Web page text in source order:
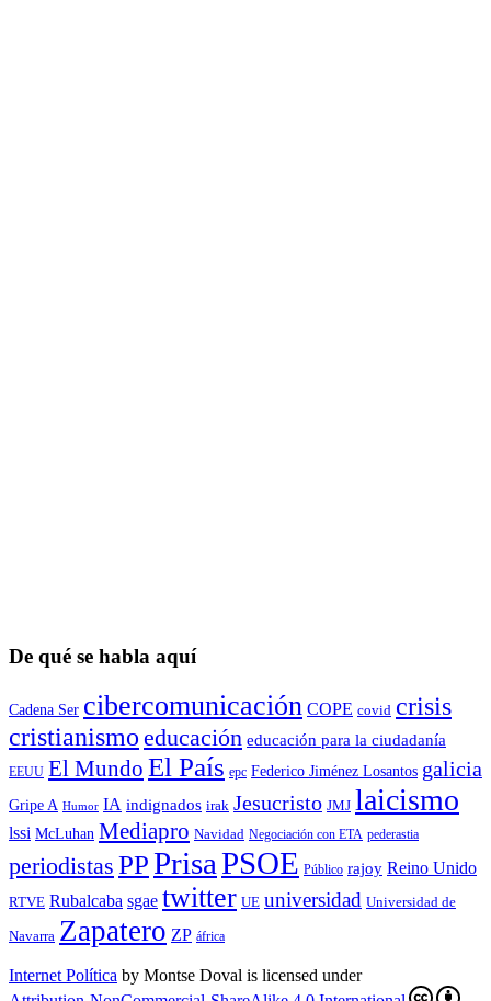
De qué se habla aquí
Cadena Ser cibercomunicación COPE covid crisis
cristianismo educación educación para la ciudadaní­a
EEUU El Mundo El País epc Federico Jiménez Losantos galicia
Gripe A Humor IA indignados irak Jesucristo JMJ laicismo
lssi McLuhan Mediapro Navidad Negociación con ETA pederastia
periodistas PPPrisaPSOE Público rajoy Reino Unido
RTVE Rubalcaba sgae twitter UE universidad Universidad de
Navarra Zapatero ZP áfrica
Internet Política by Montse Doval is licensed under